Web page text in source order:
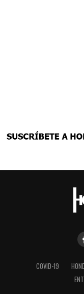
COVID-19